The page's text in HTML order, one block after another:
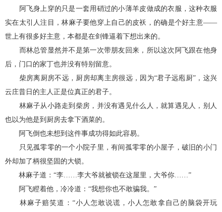
阿飞身上穿的只是一套用硝过的小薄羊皮做成的衣服，这种衣服
实在太引人注目，林麻子要他穿上自己的皮袄，的确是个好主意——
世上有很多好主意，本都是在剑锋逼着下想出来的。
而林总管显然并不是第一次带朋友回来，所以这次阿飞跟在他身
后，门口的家丁也并没有特别留意。
柴房离厨房不远，厨房却离主房很远，因为“君子远庖厨”，这兴
云庄昔日的主人正是位真正的君子。
林麻子从小路走到柴房，并没有遇见什么人，就算遇见人，别人
也以为他是到厨房去拿下酒菜的。
阿飞倒也未想到这件事成功得如此容易。
只见孤零零的一个小院子里，有间孤零零的小屋子，破旧的小门
外却加了柄很坚固的大锁。
林麻子道：“李……李大爷就被锁在这屋里，大爷你……”
阿飞瞪着他，冷冷道：“我想你也不敢骗我。”
林麻子赔笑道：“小人怎敢说谎，小人怎敢拿自己的脑袋开玩